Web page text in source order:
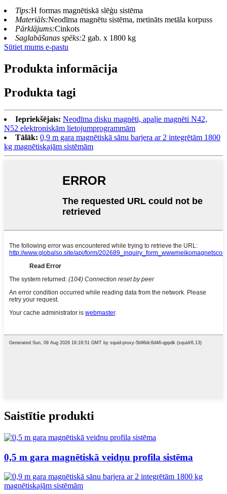
Tips:H formas magnētiskā slēģu sistēma
Materiāls:Neodīma magnētu sistēma, metināts metāla korpuss
Pārklājums:Cinkots
Saglabāšanas spēks:2 gab. x 1800 kg
Sūtiet mums e-pastu
Produkta informācija
Produkta tagi
Iepriekšējais: Neodīma disku magnēti, apaļie magnēti N42,
N52 elektroniskām lietojumprogrammām
Tālāk: 0,9 m gara magnētiskā sānu barjera ar 2 integrētām 1800
kg magnētiskajām sistēmām
Saistītie produkti
0,5 m gara magnētiskā veidņu profila sistēma